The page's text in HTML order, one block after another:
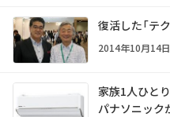
復活した「テ
2014年10月14
家族1人ひと
パナソニック